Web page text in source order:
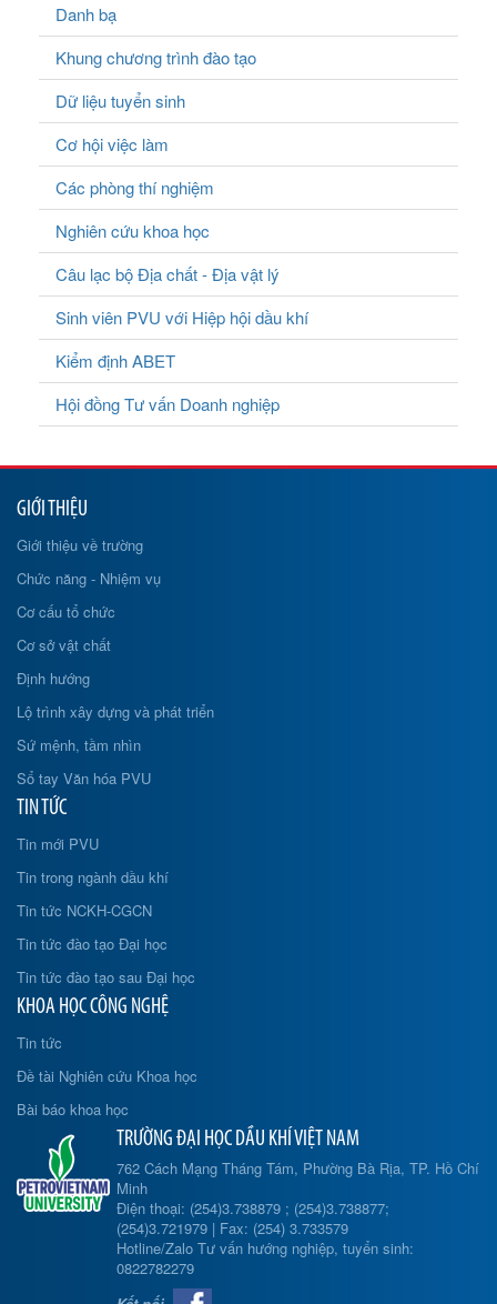
Danh bạ
Khung chương trình đào tạo
Dữ liệu tuyển sinh
Cơ hội việc làm
Các phòng thí nghiệm
Nghiên cứu khoa học
Câu lạc bộ Địa chất - Địa vật lý
Sinh viên PVU với Hiệp hội dầu khí
Kiểm định ABET
Hội đồng Tư vấn Doanh nghiệp
GIỚI THIỆU
Giới thiệu về trường
Chức năng - Nhiệm vụ
Cơ cấu tổ chức
Cơ sở vật chất
Định hướng
Lộ trình xây dựng và phát triển
Sứ mệnh, tầm nhìn
Sổ tay Văn hóa PVU
TIN TỨC
Tin mới PVU
Tin trong ngành dầu khí
Tin tức NCKH-CGCN
Tin tức đào tạo Đại học
Tin tức đào tạo sau Đại học
KHOA HỌC CÔNG NGHỆ
Tin tức
Đề tài Nghiên cứu Khoa học
Bài báo khoa học
TRƯỜNG ĐẠI HỌC DẦU KHÍ VIỆT NAM
762 Cách Mạng Tháng Tám, Phường Bà Rịa, TP. Hồ Chí
Minh
Điện thoại: (254)3.738879 ; (254)3.738877;
(254)3.721979 | Fax: (254) 3.733579
Hotline/Zalo Tư vấn hướng nghiệp, tuyển sinh:
0822782279